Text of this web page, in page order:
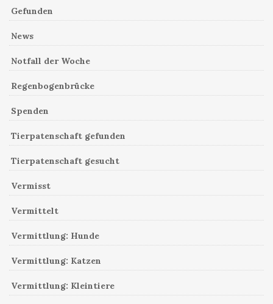
Gefunden
News
Notfall der Woche
Regenbogenbrücke
Spenden
Tierpatenschaft gefunden
Tierpatenschaft gesucht
Vermisst
Vermittelt
Vermittlung: Hunde
Vermittlung: Katzen
Vermittlung: Kleintiere